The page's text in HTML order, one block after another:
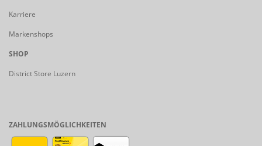
Karriere
Markenshops
SHOP
District Store Luzern
ZAHLUNGSMÖGLICHKEITEN